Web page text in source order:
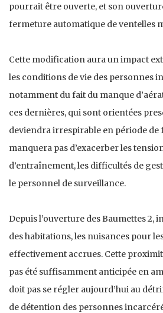
pourrait être ouverte, et son
fermeture automatique de ventelles
Cette modification aura un impact
les conditions de vie des personnes
notamment du fait du manque
ces dernières, qui sont orientées
deviendra irrespirable en période de
manquera pas d’exacerber les
d’entraînement, les difficultés de
le personnel de surveillance.
Depuis l’ouverture des Baumettes 2,
des habitations, les nuisances pour
effectivement accrues. Cette
pas été suffisamment anticipée en
doit pas se régler aujourd’hui au
de détention des personnes